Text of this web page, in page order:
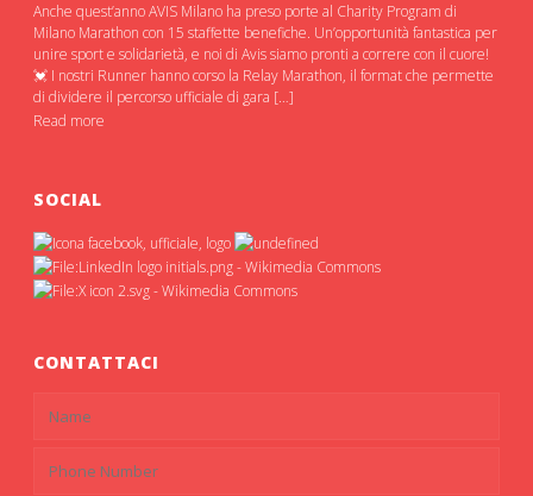
Anche quest’anno AVIS Milano ha preso porte al Charity Program di
Milano Marathon con 15 staffette benefiche. Un’opportunità fantastica per
unire sport e solidarietà, e noi di Avis siamo pronti a correre con il cuore!
💓 I nostri Runner hanno corso la Relay Marathon, il format che permette
di dividere il percorso ufficiale di gara […]
Read more
SOCIAL
CONTATTACI